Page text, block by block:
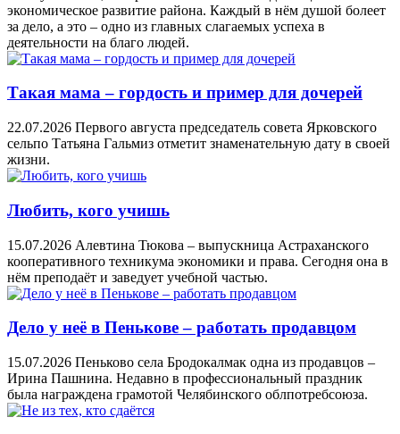
экономическое развитие района. Каждый в нём душой болеет
за дело, а это – одно из главных слагаемых успеха в
деятельности на благо людей.
Такая мама – гордость и пример для дочерей
22.07.2026 Первого августа председатель совета Ярковского
сельпо Татьяна Гальмиз отметит знаменательную дату в своей
жизни.
Любить, кого учишь
15.07.2026 Алевтина Тюкова – выпускница Астраханского
кооперативного техникума экономики и права. Сегодня она в
нём преподаёт и заведует учебной частью.
Дело у неё в Пенькове – работать продавцом
15.07.2026 Пеньково села Бродокалмак одна из продавцов –
Ирина Пашнина. Недавно в профессиональный праздник
была награждена грамотой Челябинского облпотребсоюза.